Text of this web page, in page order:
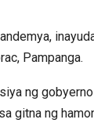
Pampanga.
ng
gitna ng